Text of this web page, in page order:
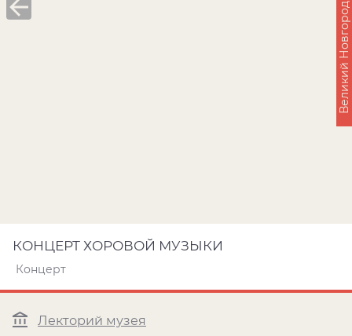
КОНЦЕРТ ХОРОВОЙ МУЗЫКИ
Концерт
Лекторий музея
Великий Новгород